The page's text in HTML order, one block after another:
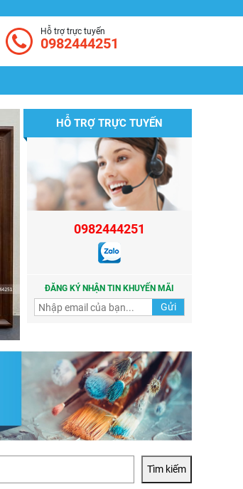
Hỗ trợ trực tuyến
0982444251
HỖ TRỢ TRỰC TUYẾN
0982444251
ĐĂNG KÝ NHẬN TIN KHUYẾN MÃI
Tìm kiếm